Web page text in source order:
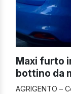
Maxi furto
bottino da
AGRIGENTO –